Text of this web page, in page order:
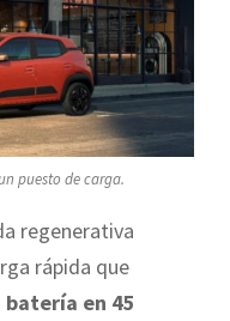
puesto de carga.
regenerativa
rápida que
batería en 45